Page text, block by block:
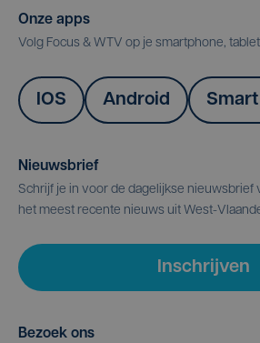
Onze apps
Volg Focus & WTV op je smartphone,
IOS Android
Nieuwsbrief
Schrijf je in voor de dagelijkse nieuwsbrief
het meest recente nieuws uit West-
Inschrijven
Bezoek ons